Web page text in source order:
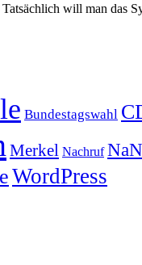
will man das
Bundestagswahl
Merkel Nachruf
WordPress